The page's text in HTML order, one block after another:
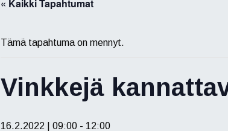
« Kaikki Tapahtumat
Tämä tapahtuma on mennyt.
Vinkkejä
16.2.2022 | 09:00 - 12:00